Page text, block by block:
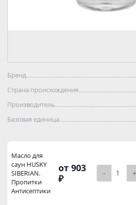
Страна
Базовая
Масло для
саун HUSKY
SIBERIAN.
Пропитки
Антисептики
от 903
₽
- +